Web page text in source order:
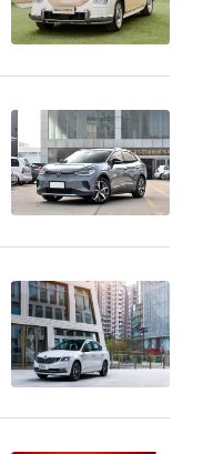
晕车系统，起步
的用户，银河M9
勤和标准高速巡
来说，完全够
较明显的部分。